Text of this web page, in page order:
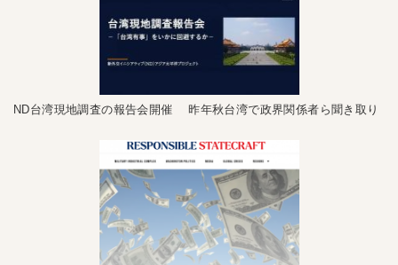
ND台湾現地調査の報告会開催 昨年秋台湾で政界関係者ら聞き取り